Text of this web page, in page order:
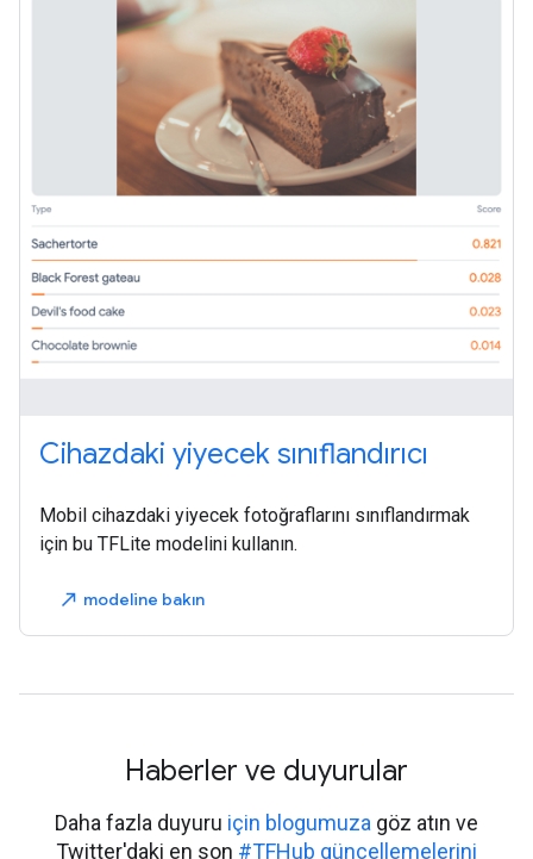
Cihazdaki yiyecek sınıflandırıcı
Mobil cihazdaki yiyecek fotoğraflarını sınıflandırmak
için bu TFLite modelini kullanın.
north_east modeline bakın
Haberler ve duyurular
Daha fazla duyuru için blogumuza göz atın ve
Twitter'daki en son #TFHub güncellemelerini